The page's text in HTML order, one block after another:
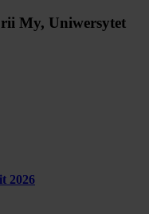
My, Uniwersytet
2026